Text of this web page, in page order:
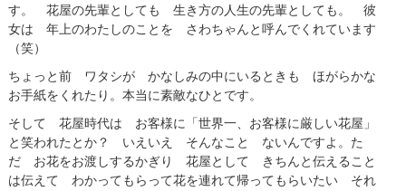
す。 花屋の先輩としても 生き方の人生の先輩としても。 彼
女は 年上のわたしのことを さわちゃんと呼んでくれています
（笑）
ちょっと前 ワタシが かなしみの中にいるときも ほがらかな
お手紙をくれたり。本当に素敵なひとです。
そして 花屋時代は お客様に「世界一、お客様に厳しい花屋」
と笑われた とか？ いえいえ そんなこと ないんですよ。た
だ お花をお渡しするかぎり 花屋として きちんと伝えること
は伝えて わかってもらって花を連れて帰ってもらいたい それ